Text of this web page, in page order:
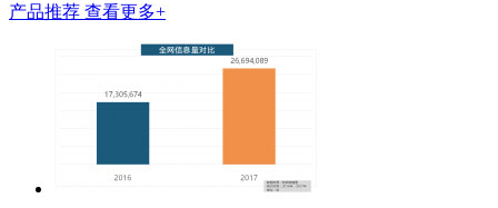
产品推荐 查看更多+